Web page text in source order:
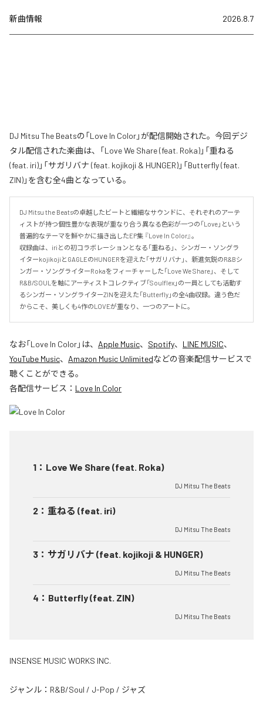
新曲情報 2026.8.7
DJ Mitsu The Beatsの「Love In Color」が配信開始された。今回デジ
タル配信された楽曲は、「Love We Share (feat. Roka)」「重ねる
(feat. iri)」「サガリバナ (feat. kojikoji & HUNGER)」「Butterfly (feat.
ZIN)」を含む全4曲となっている。
DJ Mitsu the Beatsの卓越したビートと繊細なサウンドに、それぞれのアーテ
ィストが持つ個性豊かな表現が重なり合う異なる色彩が一つの「Love」という
普遍的なテーマを鮮やかに描き出したEP集 『Love In Color』。
収録曲は、iriとの初コラボレーションとなる「重ねる」、シンガー・ソングラ
イターkojikojiとGAGLEのHUNGERを迎えた「サガリバナ」、新進気鋭のR&Bシ
ンガー・ソングライターRokaをフィーチャーした「Love We Share」、そして
R&B/SOULを軸にアーティストコレクティブ「Soulflex」の一員としても活動す
るシンガー・ソングライターZINを迎えた「Butterfly」の全4曲収録。違う色だ
からこそ、美しくも4作のLOVEが重なり、一つのアートに。
なお「Love In Color」は、 Apple Music、 Spotify、 LINE MUSIC、
YouTube Music、 Amazon Music Unlimitedなどの音楽配信サービスで
聴くことができる。
各配信サービス： Love In Color
1 ： Love We Share (feat. Roka)
DJ Mitsu The Beats
2 ： 重ねる (feat. iri)
DJ Mitsu The Beats
3 ： サガリバナ (feat. kojikoji & HUNGER)
DJ Mitsu The Beats
4 ： Butterfly (feat. ZIN)
DJ Mitsu The Beats
INSENSE MUSIC WORKS INC.
ジャンル： R&B/Soul / J-Pop / ジャズ